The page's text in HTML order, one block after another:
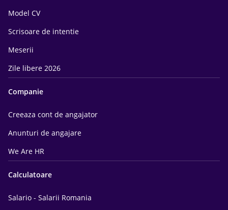
Model CV
Scrisoare de intentie
Meserii
Zile libere 2026
Companie
Creeaza cont de angajator
Anunturi de angajare
We Are HR
Calculatoare
Salario - Salarii Romania